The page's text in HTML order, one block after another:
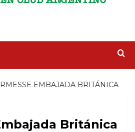
EMBAJADA BRITÁNICA
Británica